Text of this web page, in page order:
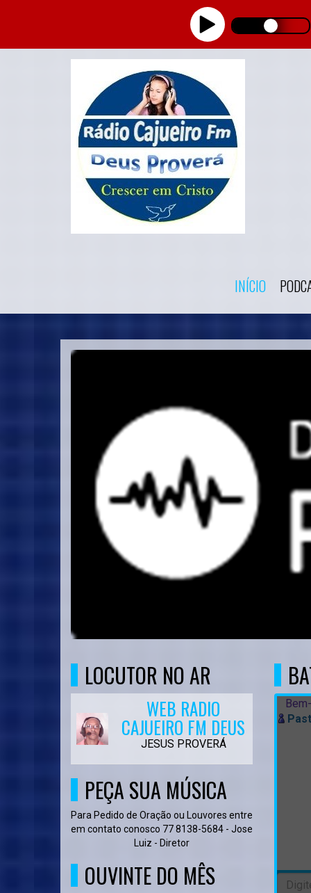
INÍCIO
LOCUTOR NO AR
WEB RADIO
CAJUEIRO FM DEUS
JESUS PROVERÁ
PEÇA SUA MÚSICA
Para Pedido de Oração ou Louvores entre
em contato conosco 77 8138-5684 - Jose
Luiz - Diretor
OUVINTE DO MÊS